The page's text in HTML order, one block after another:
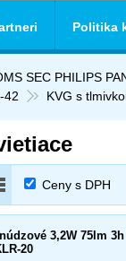
SEC PHILIPS
42 KVG s
Ceny s DPH
3,2W 75lm 3h
20
Politika